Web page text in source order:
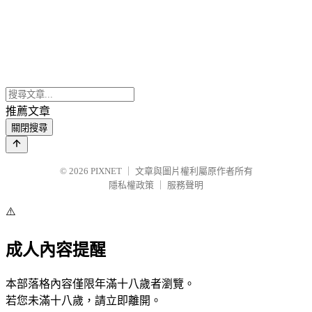
推薦文章
關閉搜尋
© 2026 PIXNET
文章與圖片權利屬原作者所有
隱私權政策
服務聲明
⚠️
成人內容提醒
本部落格內容僅限年滿十八歲者瀏覽。
若您未滿十八歲，請立即離開。